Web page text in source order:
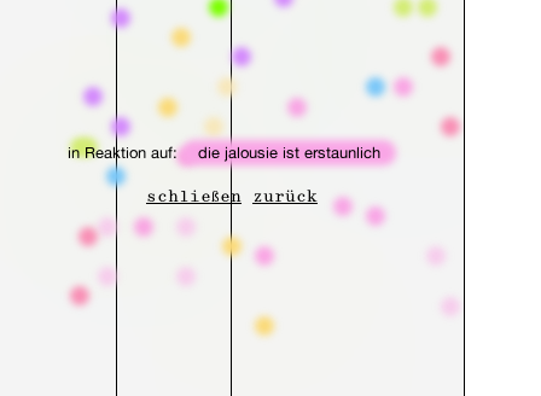
in Reaktion auf: die jalousie ist erstaunlich
schließen zurück